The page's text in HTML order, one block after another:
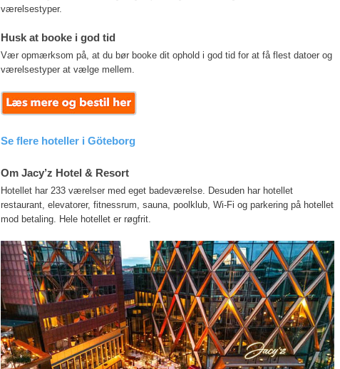
værelsestyper.
Husk at booke i god tid
Vær opmærksom på, at du bør booke dit ophold i god tid for at få flest datoer og
værelsestyper at vælge mellem.
Se flere hoteller i Göteborg
Om Jacy’z Hotel & Resort
Hotellet har 233 værelser med eget badeværelse. Desuden har hotellet
restaurant, elevatorer, fitnessrum, sauna, poolklub, Wi-Fi og parkering på hotellet
mod betaling. Hele hotellet er røgfrit.